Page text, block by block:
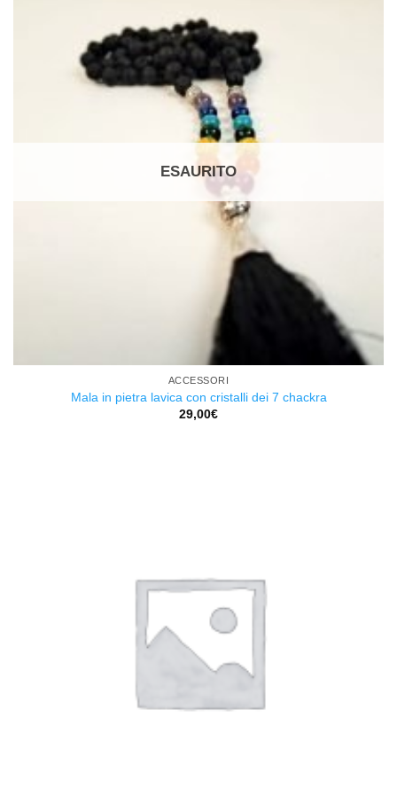
ESAURITO
ACCESSORI
Mala in pietra lavica con cristalli dei 7 chackra
29,00€